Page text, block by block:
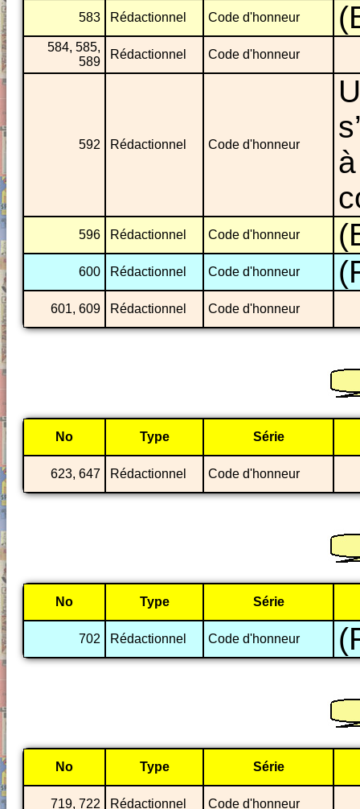
583 Rédactionnel Code d'honneur
584, 585,
589
Rédactionnel Code d'honneur
592 Rédactionnel Code d'honneur
596 Rédactionnel Code d'honneur
600 Rédactionnel Code d'honneur
601, 609 Rédactionnel Code d'honneur
No Type Série
623, 647 Rédactionnel Code d'honneur
No Type Série
702 Rédactionnel Code d'honneur
No Type Série
719, 722 Rédactionnel Code d'honneur